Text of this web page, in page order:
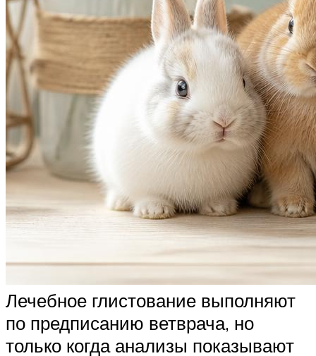
Лечебное глистование выполняют
по предписанию ветврача, но
только когда анализы показывают